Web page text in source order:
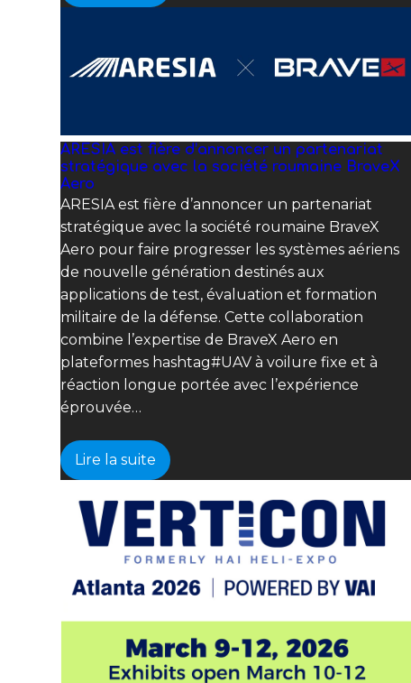
ARESIA est fière d’annoncer un partenariat
stratégique avec la société roumaine BraveX
Aero
ARESIA est fière d’annoncer un partenariat
stratégique avec la société roumaine BraveX
Aero pour faire progresser les systèmes aériens
de nouvelle génération destinés aux
applications de test, évaluation et formation
militaire de la défense. Cette collaboration
combine l’expertise de BraveX Aero en
plateformes hashtag#UAV à voilure fixe et à
réaction longue portée avec l’expérience
éprouvée…
Lire la suite